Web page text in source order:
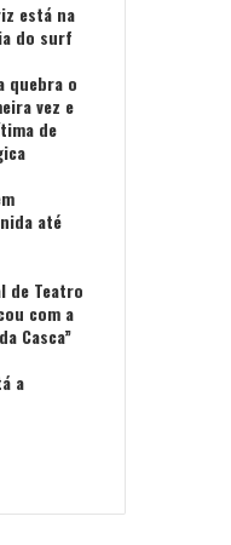
está na
do surf
quebra o
vez e
de
até
de Teatro
com a
Casca”
a